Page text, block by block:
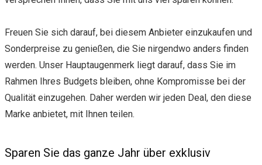
Freuen Sie sich darauf, bei diesem Anbieter einzukaufen und
Sonderpreise zu genießen, die Sie nirgendwo anders finden
werden. Unser Hauptaugenmerk liegt darauf, dass Sie im
Rahmen Ihres Budgets bleiben, ohne Kompromisse bei der
Qualität einzugehen. Daher werden wir jeden Deal, den diese
Marke anbietet, mit Ihnen teilen.
Sparen Sie das ganze Jahr über exklusiv